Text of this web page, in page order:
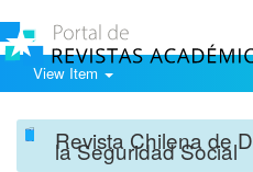
View Item
Revista Chilena de
la Seguridad Social